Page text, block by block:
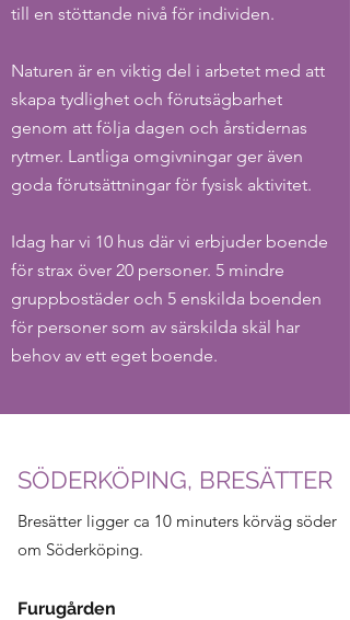
till en stöttande nivå för individen.
Naturen är en viktig del i arbetet med att
skapa tydlighet och förutsägbarhet
genom att följa dagen och årstidernas
rytmer. Lantliga omgivningar ger även
goda förutsättningar för fysisk aktivitet.
Idag har vi 10 hus där vi erbjuder boende
för strax över 20 personer. 5 mindre
gruppbostäder och 5 enskilda boenden
för personer som av särskilda skäl har
behov av ett eget boende.
SÖDERKÖPING, BRESÄTTER
Bresätter ligger ca 10 minuters körväg söder
om Söderköping.
Furugården